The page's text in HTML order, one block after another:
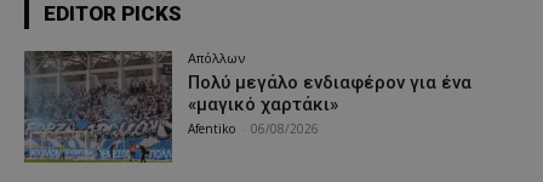
EDITOR PICKS
Απόλλων
Πολύ μεγάλο ενδιαφέρον για ένα
«μαγικό χαρτάκι»
Afentiko 06/08/2026